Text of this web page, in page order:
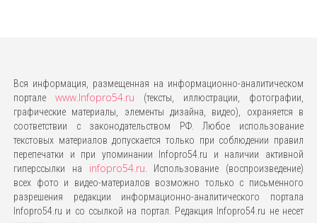
Вся информация, размещенная на информационно-аналитическом
портале www.Infopro54.ru (тексты, иллюстрации, фотографии,
графические материалы, элементы дизайна, видео), охраняется в
соответствии с законодательством РФ. Любое использование
текстовых материалов допускается только при соблюдении правил
перепечатки и при упоминании Infopro54.ru и наличии активной
гиперссылки на infopro54.ru . Использование (воспроизведение)
всех фото и видео-материалов возможно только с письменного
разрешения редакции информационно-аналитического портала
Infopro54.ru и со ссылкой на портал. Редакция Infopro54.ru не несет